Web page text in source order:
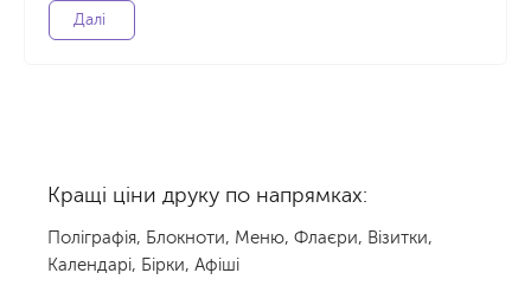
Далі
Кращі ціни друку по напрямках:
Поліграфія, Блокноти, Меню, Флаєри, Візитки,
Календарі, Бірки, Афіші